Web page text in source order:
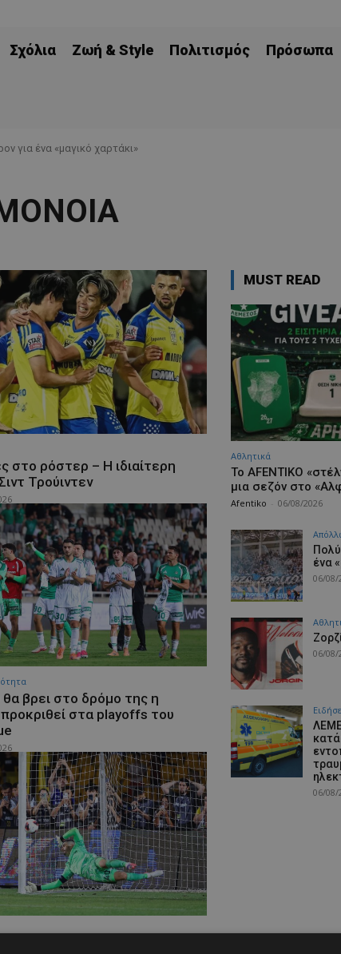
Σχόλια Ζωή & Style Πολιτισμός Πρόσωπα
για ένα «μαγικό χαρτάκι»
στο ρόστερ – Η ιδιαίτερη
Τρούιντεν
βρει στο δρόμο της η
στα playoffs του
MUST READ
Αθλητικά
Το AFENTIKO
μια σεζόν στο
Afentiko 06/08/2026
ένα
06/08/
06/08/
06/08/